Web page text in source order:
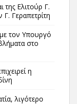
Ελιτούρ Γ.
Γεραπετρίτη
τον Υπουργό
στο
η
λιγότερο